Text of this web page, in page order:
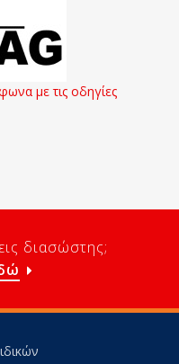
με τις οδηγίες
διασώστης;